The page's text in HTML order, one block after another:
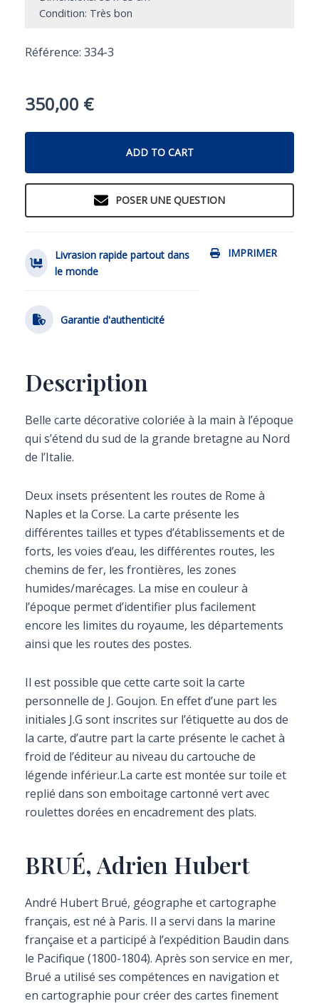
Condition: Très bon
Référence: 334-3
350,00 €
ADD TO CART
POSER UNE QUESTION
IMPRIMER
Livrasion rapide partout dans
le monde
Garantie d'authenticité
Description
Belle carte décorative coloriée à la main à l’époque
qui s’étend du sud de la grande bretagne au Nord
de l’Italie.
Deux insets présentent les routes de Rome à
Naples et la Corse. La carte présente les
différentes tailles et types d’établissements et de
forts, les voies d’eau, les différentes routes, les
chemins de fer, les frontières, les zones
humides/marécages. La mise en couleur à
l’époque permet d’identifier plus facilement
encore les limites du royaume, les départements
ainsi que les routes des postes.
Il est possible que cette carte soit la carte
personnelle de J. Goujon. En effet d’une part les
initiales J.G sont inscrites sur l’étiquette au dos de
la carte, d’autre part la carte présente le cachet à
froid de l’éditeur au niveau du cartouche de
légende inférieur.La carte est montée sur toile et
replié dans son emboitage cartonné vert avec
roulettes dorées en encadrement des plats.
BRUÉ, Adrien Hubert
André Hubert Brué, géographe et cartographe
français, est né à Paris. Il a servi dans la marine
française et a participé à l’expédition Baudin dans
le Pacifique (1800-1804). Après son service en mer,
Brué a utilisé ses compétences en navigation et
en cartographie pour créer des cartes finement